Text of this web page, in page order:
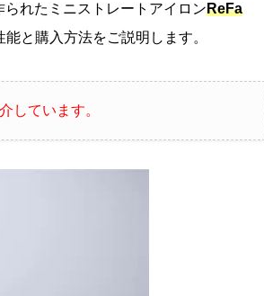
られたミニストレートアイロンReFa
能と購入方法をご説明します。
しています。